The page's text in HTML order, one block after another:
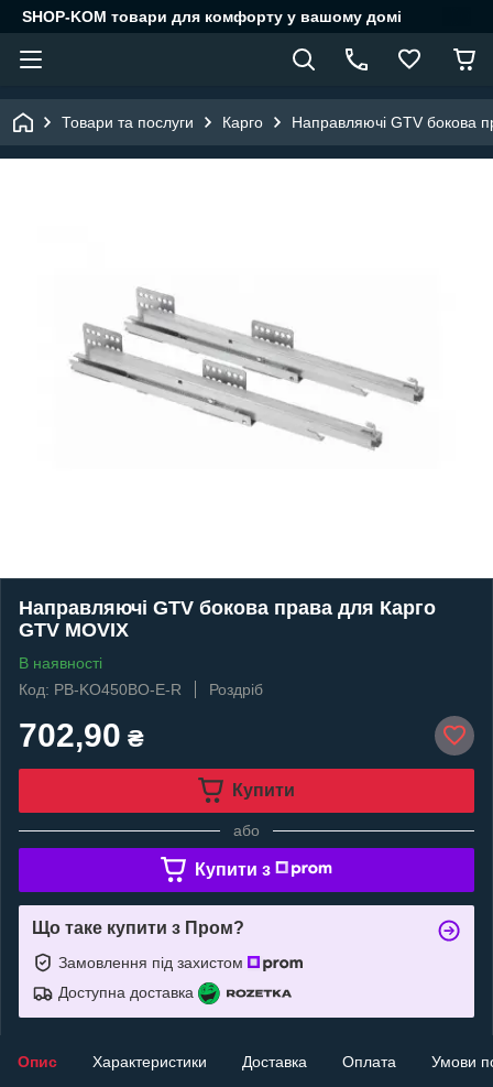
SHOP-KOM товари для комфорту у вашому домі
Товари та послуги Карго Направляючі GTV бокова
Направляючі GTV бокова права для Карго
GTV MOVIX
В наявності
Код: PB-KO450BO-E-R
Роздріб
702,90 ₴
Купити
або
Купити з
Що таке купити з Пром?
Замовлення під захистом
Доступна доставка
Опис Характеристики Доставка Оплата Умови